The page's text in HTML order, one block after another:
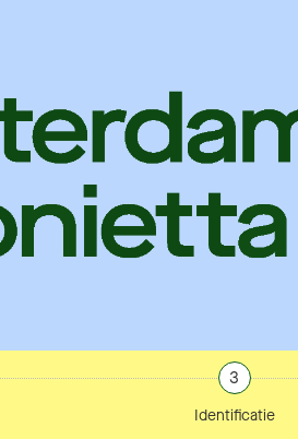
3
Identificatie